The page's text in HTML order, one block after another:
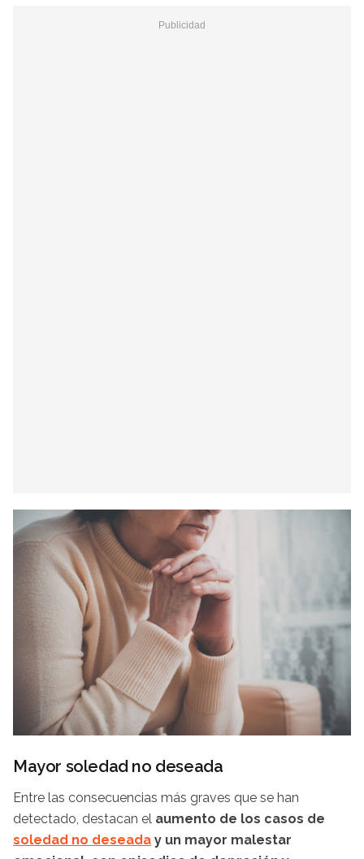
Mayor soledad no deseada
Entre las consecuencias más graves que se han
detectado, destacan el aumento de los casos de
soledad no deseada y un mayor malestar